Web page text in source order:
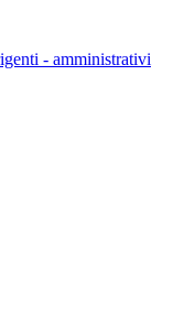
- amministrativi